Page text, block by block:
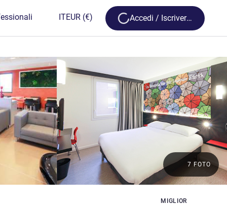
ITEUR (€) Loading...
Accedi / Iscriversi
MIGLIOR
7 FOTO